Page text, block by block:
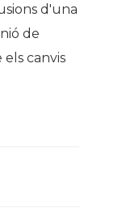
d'una
de
canvis